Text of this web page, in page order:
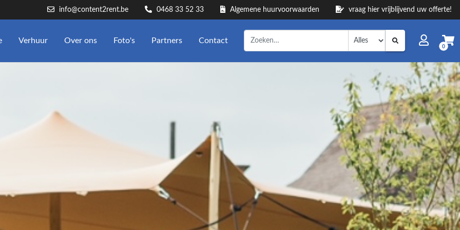
info@content2rent.be 0468 33 52 33 Algemene huurvoorwaarden vraag hier vrijblijvend uw offerte!
0
Verhuur Over ons Foto's Partners Contact